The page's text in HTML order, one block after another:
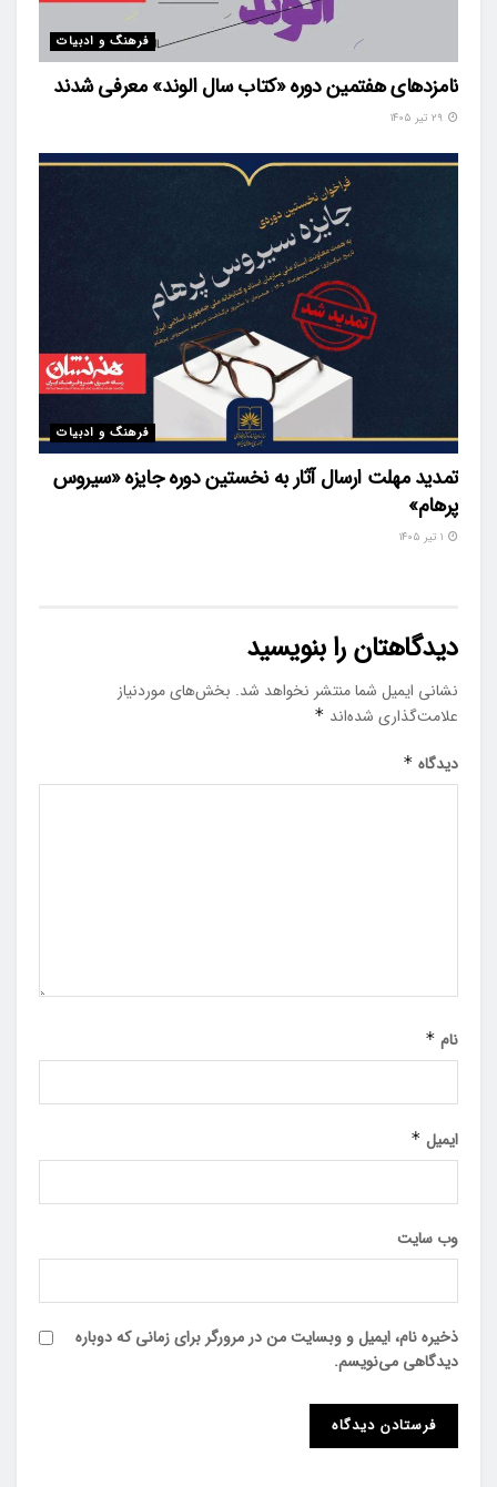
فرهنگ و ادبیات
نامزدهای هفتمین دوره «کتاب سال الوند» معرفی شدند
فرهنگ و ادبیات
تمدید مهلت ارسال آثار به نخستین دوره جایزه «سیروس
پرهام»
دیدگاهتان را بنویسید
نشانی ایمیل شما منتشر نخواهد شد. بخش‌های موردنیاز
علامت‌گذاری شده‌اند *
دیدگاه *
نام *
ایمیل *
وب‌ سایت
ذخیره نام، ایمیل و وبسایت من در مرورگر برای زمانی که دوباره
دیدگاهی می‌نویسم.